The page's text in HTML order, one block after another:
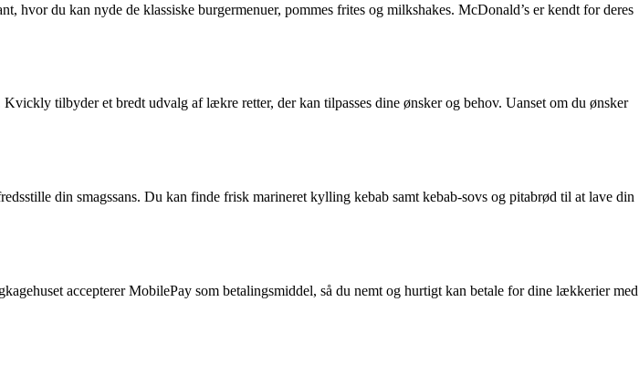
hvor du kan nyde de klassiske burgermenuer, pommes frites og milkshakes. McDonald’s er kendt for deres
tilbyder et bredt udvalg af lækre retter, der kan tilpasses dine ønsker og behov. Uanset om du ønsker
din smagssans. Du kan finde frisk marineret kylling kebab samt kebab-sovs og pitabrød til at lave din
accepterer MobilePay som betalingsmiddel, så du nemt og hurtigt kan betale for dine lækkerier med